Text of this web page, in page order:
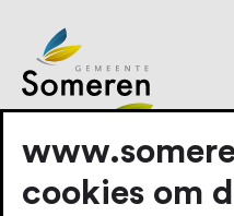
cookies om